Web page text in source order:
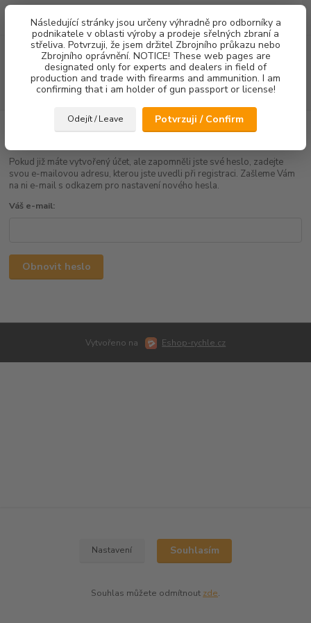
Následující stránky jsou určeny výhradně pro odborníky a
podnikatele v oblasti výroby a prodeje sřelných zbraní a
střeliva. Potvrzuji, že jsem držitel Zbrojního průkazu nebo
Zbrojního oprávnění. NOTICE! These web pages are
designated only for experts and dealers in field of
production and trade with firearms and ammunition. I am
confirming that i am holder of gun passport or license!
Odejít / Leave Potvrzuji / Confirm
Menu
Hledat
za0,00 Kč
Zapomenuté heslo
Pokud již máte vytvořený účet, ale zapomněli jste své heslo, zadejte
svou e-mailovou adresu, kterou jste uvedli při registraci. Zašleme Vám
na ni e-mail s odkazem pro nastavení nového hesla.
Váš e-mail:
Obnovit heslo
Vytvořeno na Eshop-rychle.cz
Nastavení Souhlasím
Souhlas můžete odmítnout zde.